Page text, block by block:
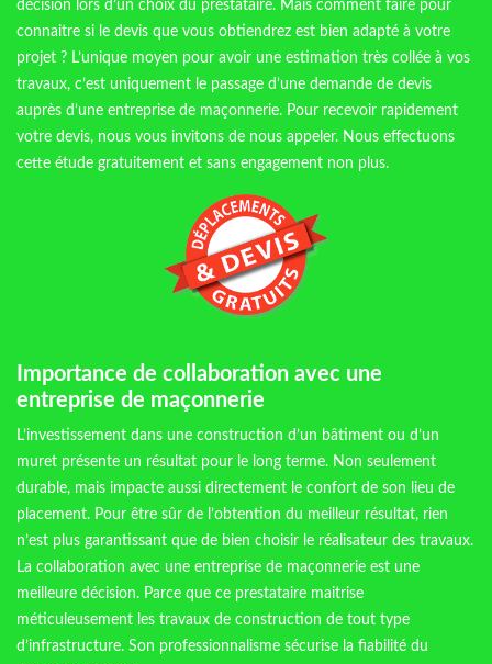
décision lors d’un choix du prestataire. Mais comment faire pour
connaitre si le devis que vous obtiendrez est bien adapté à votre
projet ? L’unique moyen pour avoir une estimation très collée à vos
travaux, c’est uniquement le passage d’une demande de devis
auprès d’une entreprise de maçonnerie. Pour recevoir rapidement
votre devis, nous vous invitons de nous appeler. Nous effectuons
cette étude gratuitement et sans engagement non plus.
Importance de collaboration avec une
entreprise de maçonnerie
L’investissement dans une construction d’un bâtiment ou d’un
muret présente un résultat pour le long terme. Non seulement
durable, mais impacte aussi directement le confort de son lieu de
placement. Pour être sûr de l’obtention du meilleur résultat, rien
n’est plus garantissant que de bien choisir le réalisateur des travaux.
La collaboration avec une entreprise de maçonnerie est une
meilleure décision. Parce que ce prestataire maitrise
méticuleusement les travaux de construction de tout type
d’infrastructure. Son professionnalisme sécurise la fiabilité du